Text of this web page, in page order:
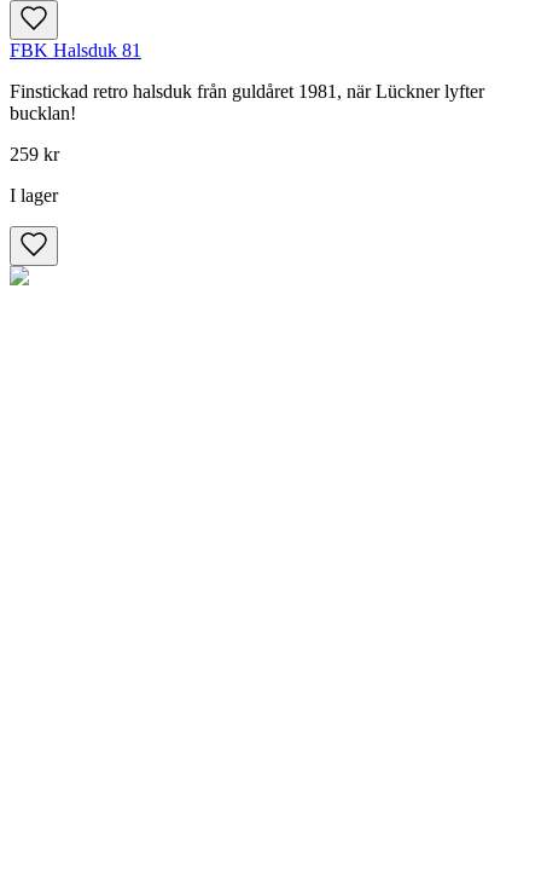
FBK Halsduk 81
Finstickad retro halsduk från guldåret 1981, när Lückner lyfter
bucklan!
259 kr
I lager